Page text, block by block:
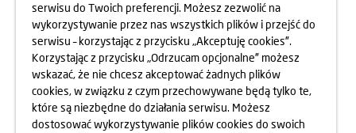
05.05.2025
DZIEŃ OTWARTY OSIEDLA
HARMONIA MOKOTÓW
10.05.2025
dowiedz się więcej
serwisu do Twoich preferencji. Możesz zezwolić na
wykorzystywanie przez nas wszystkich plików i przejść do
serwisu – korzystając z przycisku „Akceptuję cookies”.
Korzystając z przycisku „Odrzucam opcjonalne” możesz
wskazać, że nie chcesz akceptować żadnych plików
cookies, w związku z czym przechowywane będą tylko te,
które są niezbędne do działania serwisu. Możesz
dostosować wykorzystywanie plików cookies do swoich